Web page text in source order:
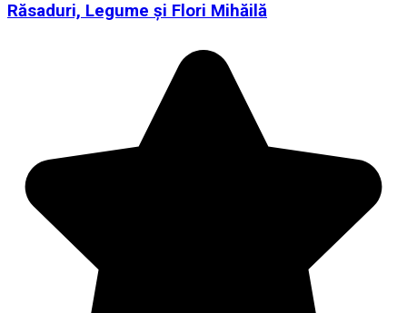
Răsaduri, Legume și Flori Mihăilă